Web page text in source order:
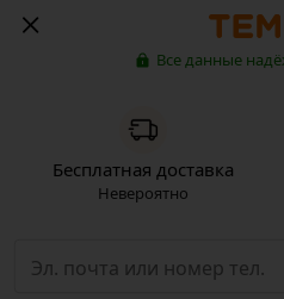
Все данные
Бесплатная доставка
Невероятно